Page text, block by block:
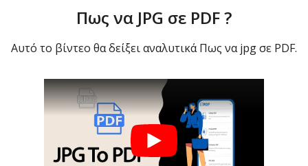
Πως να JPG σε PDF ?
Αυτό το βίντεο θα δείξει αναλυτικά Πως να jpg σε PDF.